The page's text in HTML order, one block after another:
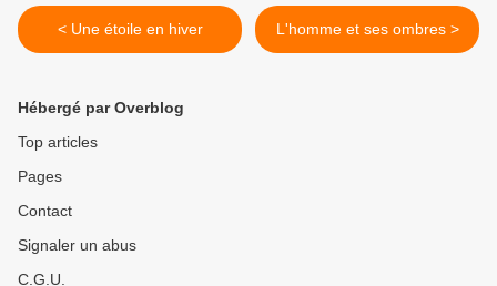
< Une étoile en hiver L'homme et ses ombres >
Hébergé par Overblog
Top articles
Pages
Contact
Signaler un abus
C.G.U.